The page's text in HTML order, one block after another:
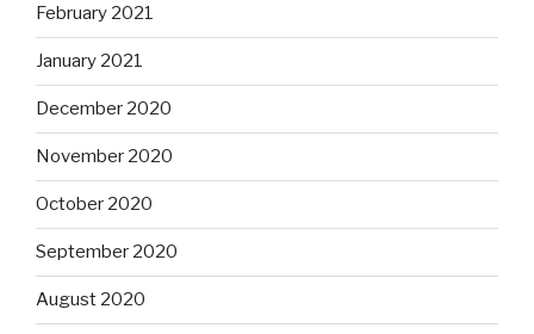
February 2021
January 2021
December 2020
November 2020
October 2020
September 2020
August 2020